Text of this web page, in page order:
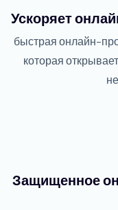
Ускоряет
быстрая онлайн-
которая
Защищенное